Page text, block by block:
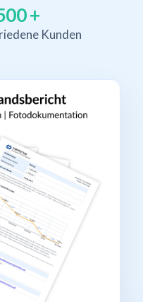
+
Kunden